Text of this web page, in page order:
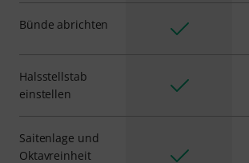
Bünde abrichten
Halsstellstab
einstellen
Saitenlage und
Oktavreinheit